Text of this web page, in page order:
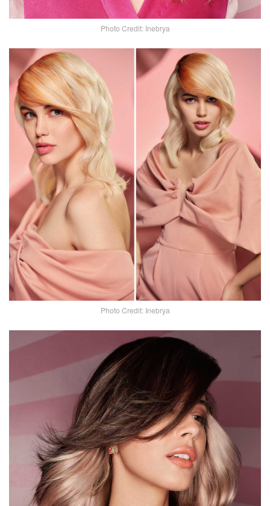
Photo Credit: Inebrya
Photo Credit: Inebrya